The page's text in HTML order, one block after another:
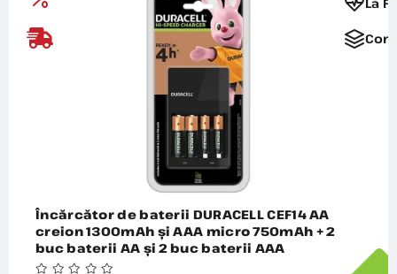
Încărcător de baterii DURACELL CEF14 AA
creion 1300mAh și AAA micro 750mAh + 2
buc baterii AA și 2 buc baterii AAA
10PP050044